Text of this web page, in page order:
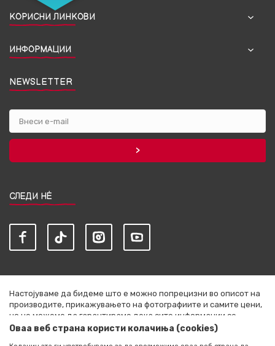
КОРИСНИ ЛИНКОВИ
ИНФОРМАЦИИ
NEWSLETTER
СЛЕДИ НЀ
Настојуваме да бидеме што е можно попрецизни во описот на
производите, прикажувањето на фотографиите и самите цени,
но не можеме да гарантираме дека сите информации се
комплетни и без грешки. Сите артикли прикажани на сајтот се
Оваа веб страна користи колачиња (cookies)